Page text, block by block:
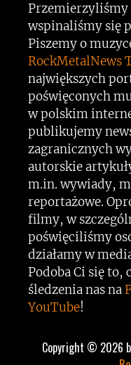
Przemierzyliśmy
wspinaliśmy się
Piszemy o
RockMetalNews
największych
poświęconych
w polskim
publikujemy
zagranicznych
autorskie
m.in. wywiady,
reportażowe.
filmy, w
poświęciliśmy
działamy w
Podoba Ci się to,
śledzenia nas na
YouTube!
Copyright © 2026